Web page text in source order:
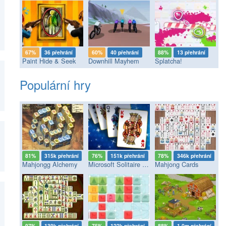
67% 36 přehrání
Paint Hide & Seek
60% 40 přehrání
Downhill Mayhem
88% 13 přehrání
Splatcha!
Populární hry
81% 315k přehrání
Mahjongg Alchemy
76% 151k přehrání
Microsoft Solitaire Collection
78% 346k přehrání
Mahjong Cards